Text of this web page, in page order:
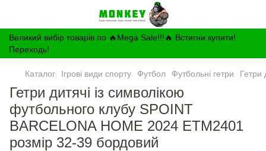
Великий вибір товарів по 🔥Mega Sale!!!🔥 Встигни купити!
Переходь!
Каталог Ігрові види спорту Футбол Футбольні гетри Гетри
Гетри дитячі із символікою
футбольного клубу SPOINT
BARCELONA HOME 2024 ETM2401
розмір 32-39 бордовий